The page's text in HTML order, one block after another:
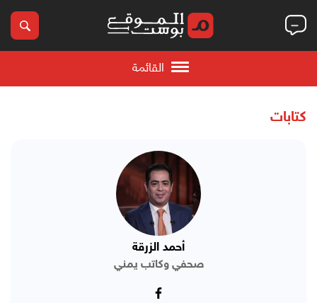
القائمة
كتابات
أحمد الزرقة
صحفي وكاتب يمني